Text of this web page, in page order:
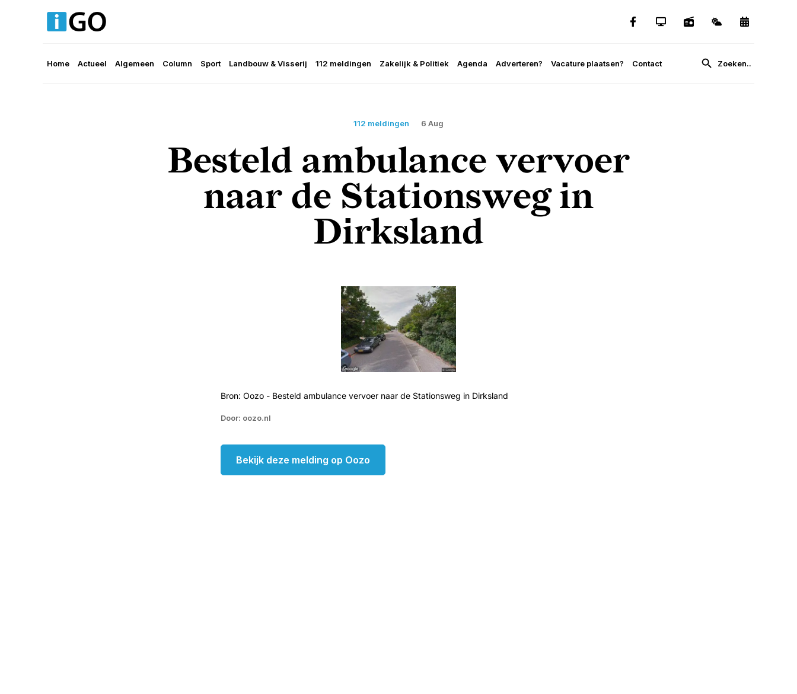
Home Actueel Algemeen Column Sport Landbouw & Visserij 112 meldingen Zakelijk & Politiek Agenda Adverteren? Vacature plaatsen? Contact
112 meldingen 6 Aug
Besteld ambulance vervoer
naar de Stationsweg in
Dirksland
Bron: Oozo - Besteld ambulance vervoer naar de Stationsweg in Dirksland
Door: oozo.nl
Bekijk deze melding op Oozo